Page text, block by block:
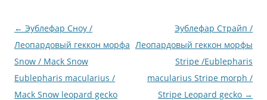
Навигация
по
записям
← Эублефар Сноу /
Леопардовый геккон морфа
Snow / Mack Snow
Eublepharis macularius /
Mack Snow leopard gecko
Эублефар Страйп /
Леопардовый геккон морфы
Stripe /Eublepharis
macularius Stripe morph /
Stripe Leopard gecko →